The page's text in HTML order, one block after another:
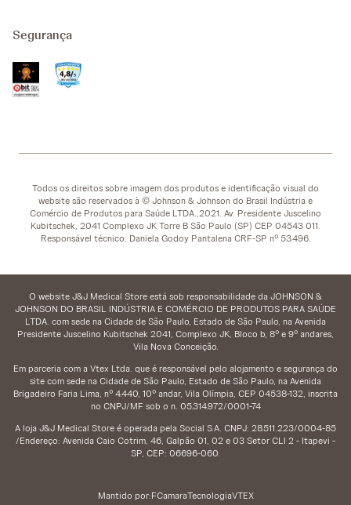
Segurança
Todos os direitos sobre imagem dos produtos e identificação visual do
website são reservados à © Johnson & Johnson do Brasil Indústria e
Comércio de Produtos para Saúde LTDA.,2021. Av. Presidente Juscelino
Kubitschek, 2041 Complexo JK Torre B São Paulo (SP) CEP 04543 011.
Responsável técnico: Daniela Godoy Pantalena CRF-SP nº 53.496.
O website J&J Medical Store está sob responsabilidade da JOHNSON &
JOHNSON DO BRASIL INDÚSTRIA E COMÉRCIO DE PRODUTOS PARA SAÚDE
LTDA. com sede na Cidade de São Paulo, Estado de São Paulo, na Avenida
Presidente Juscelino Kubitschek 2041, Complexo JK, Bloco b, 8º e 9º andares,
Vila Nova Conceição.
Em parceria com a Vtex Ltda. que é responsável pelo alojamento e segurança do
site com sede na Cidade de São Paulo, Estado de São Paulo, na Avenida
Brigadeiro Faria Lima, nº 4.440, 10º andar, Vila Olímpia, CEP 04538-132, inscrita
no CNPJ/MF sob o n. 05.314.972/0001-74
A loja J&J Medical Store é operada pela Social S.A. CNPJ: 28.511.223/0004-85
/Endereço: Avenida Caio Cotrim, 46, Galpão 01, 02 e 03 Setor CLI 2 - Itapevi -
SP, CEP: 06696-060.
Mantido por:FCamaraTecnologiaVTEX